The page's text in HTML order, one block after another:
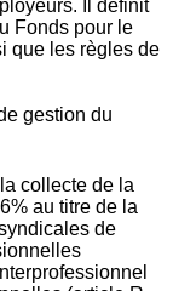
Il définit
Fonds pour le
que les règles de
gestion du
collecte de la
au titre de la
de